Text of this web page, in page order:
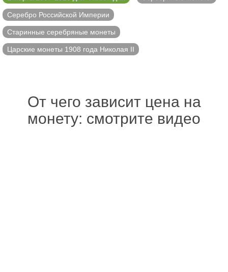
Серебро Российской Империи
Старинные серебряные монеты
Царские монеты 1908 года Николая II
От чего зависит цена на
монету: смотрите видео